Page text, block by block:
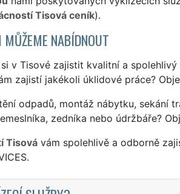
Tisová ceník).
NABÍDNOUT
si v Tisové zajistit kvalitní a
zajistí jakékoli úklidové práce?
odpadů, montáž nábytku, sekání
zedníka nebo údržbáře?
Tisovávám spolehlivě a odborně